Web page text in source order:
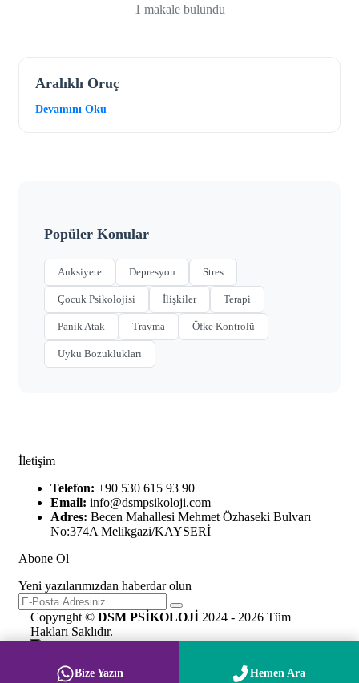
1 makale bulundu
Aralıklı Oruç
Devamını Oku
Popüler Konular
Anksiyete Depresyon Stres
Çocuk Psikolojisi İlişkiler Terapi
Panik Atak Travma Öfke Kontrolü
Uyku Bozuklukları
İletişim
Telefon: +90 530 615 93 90
Email: info@dsmpsikoloji.com
Adres: Becen Mahallesi Mehmet Özhaseki Bulvarı
No:374A Melikgazi/KAYSERİ
Abone Ol
Yeni yazılarımızdan haberdar olun
Copyrıght © DSM PSİKOLOJİ 2024 - 2026 Tüm
Hakları Saklıdır.
Bize Yazın Hemen Ara